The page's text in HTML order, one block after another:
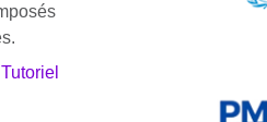
Tutoriel